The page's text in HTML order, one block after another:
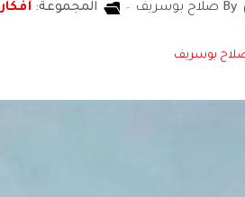
By صلاح بوسريف المجموعة: أفكار
بوسريف